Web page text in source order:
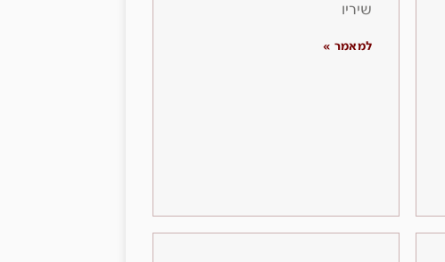
שיריו
למאמר »